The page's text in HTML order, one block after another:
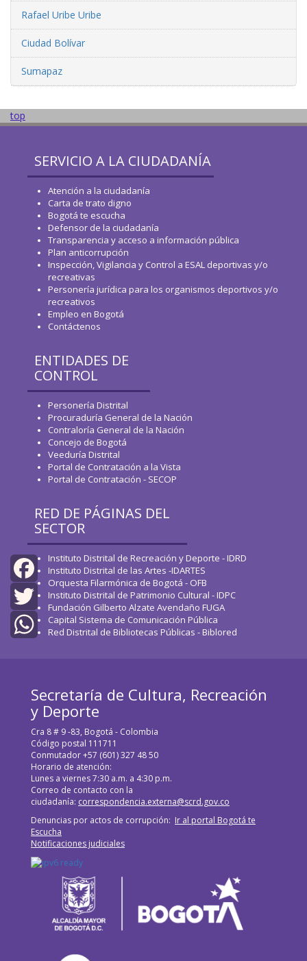
Facebook
Twitter
Rafael Uribe Uribe
Ciudad Bolívar
Sumapaz
top
SERVICIO A LA CIUDADANÍA
Atención a la ciudadanía
Carta de trato digno
Bogotá te escucha
Defensor de la ciudadanía
Transparencia y acceso a información pública
Plan anticorrupción
Inspección, Vigilancia y Control a ESAL deportivas y/o
recreativas
Personería jurídica para los organismos deportivos y/o
recreativos
Empleo en Bogotá
Contáctenos
ENTIDADES DE
CONTROL
Personería Distrital
Procuraduría General de la Nación
Contraloría General de la Nación
Concejo de Bogotá
Veeduría Distrital
Portal de Contratación a la Vista
Portal de Contratación - SECOP
RED DE PÁGINAS DEL
SECTOR
Instituto Distrital de Recreación y Deporte - IDRD
Instituto Distrital de las Artes -IDARTES
Orquesta Filarmónica de Bogotá - OFB
Instituto Distrital de Patrimonio Cultural - IDPC
Fundación Gilberto Alzate Avendaño FUGA
Capital Sistema de Comunicación Pública
Red Distrital de Bibliotecas Públicas - Biblored
Secretaría de Cultura, Recreación
y Deporte
Cra 8 # 9 -83, Bogotá - Colombia
Código postal 111711
Conmutador +57 (601) 327 48 50
Horario de atención:
Lunes a viernes 7:30 a.m. a 4:30 p.m.
Correo de contacto con la
ciudadanía: correspondencia.externa@scrd.gov.co
Denuncias por actos de corrupción: Ir al portal Bogotá te
Escucha
Notificaciones judiciales